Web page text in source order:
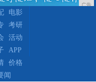
广告
电影
考研
活动
APP
价格
闻